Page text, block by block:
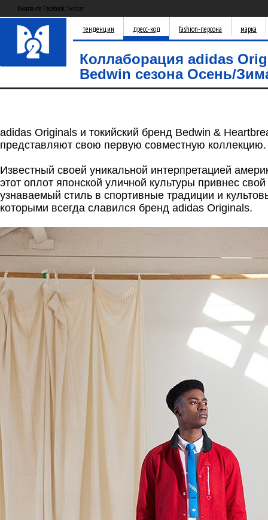
Вконтакте Facebook Twitter
тенденции дресс-код fashion-персона марка
Коллаборация adidas
Bedwin сезона Осень/
adidas Originals и токийский бренд Bedwin &
представляют свою первую совместную
Известный своей уникальной интерпретацией
этот оплот японской уличной культуры привнес
узнаваемый стиль в спортивные традиции и
которыми всегда славился бренд adidas Originals.